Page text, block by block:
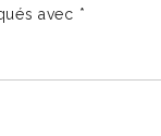
avec *